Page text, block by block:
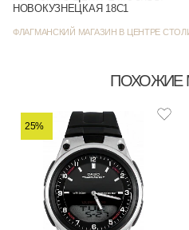
НОВОКУЗНЕЦКАЯ 18С1
ФЛАГМАНСКИЙ МАГАЗИН В ЦЕНТРЕ
ПОХОЖИЕ
25%